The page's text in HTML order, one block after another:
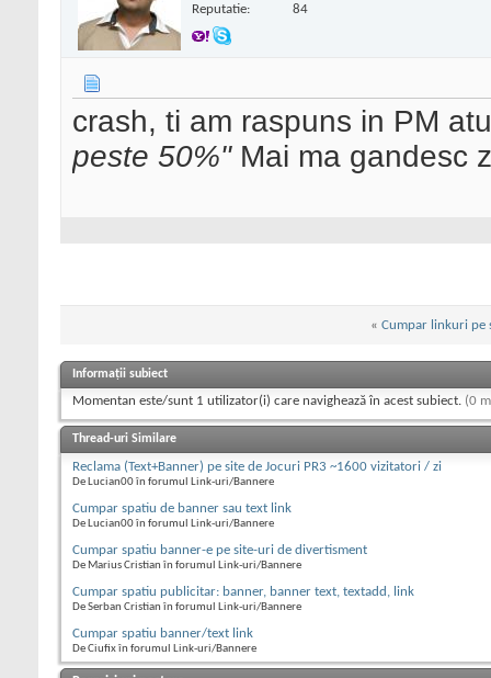
Reputatie: 84
crash, ti am raspuns in PM
peste 50%"Mai ma gandesc
« Cumpar linkuri pe
Informații subiect
Momentan este/sunt 1 utilizator(i) care navighează în acest subiect. (0
Thread-uri Similare
Reclama (Text+Banner) pe site de Jocuri PR3 ~1600 vizitatori / zi
De Lucian00 în forumul Link-uri/Bannere
Cumpar spatiu de banner sau text link
De Lucian00 în forumul Link-uri/Bannere
Cumpar spatiu banner-e pe site-uri de divertisment
De Marius Cristian în forumul Link-uri/Bannere
Cumpar spatiu publicitar: banner, banner text, textadd, link
De Serban Cristian în forumul Link-uri/Bannere
Cumpar spatiu banner/text link
De Ciufix în forumul Link-uri/Bannere